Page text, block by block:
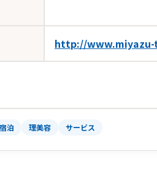
http://
泊 理美容 サービス